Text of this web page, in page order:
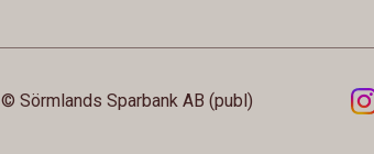
© Sörmlands Sparbank AB (publ)